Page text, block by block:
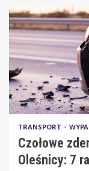
TRANSPORT
Czołowe
Oleśnicy: 7